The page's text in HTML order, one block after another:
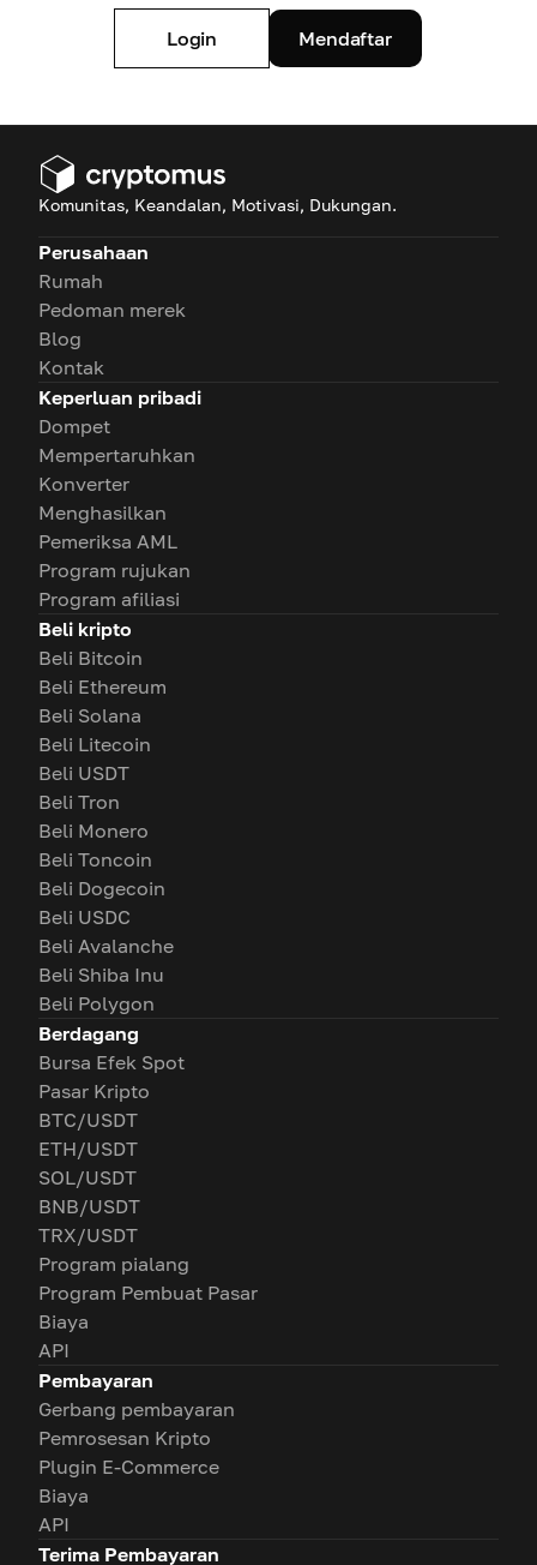
Login Mendaftar
Komunitas, Keandalan, Motivasi, Dukungan.
Perusahaan
Rumah
Pedoman merek
Blog
Kontak
Keperluan pribadi
Dompet
Mempertaruhkan
Konverter
Menghasilkan
Pemeriksa AML
Program rujukan
Program afiliasi
Beli kripto
Beli Bitcoin
Beli Ethereum
Beli Solana
Beli Litecoin
Beli USDT
Beli Tron
Beli Monero
Beli Toncoin
Beli Dogecoin
Beli USDC
Beli Avalanche
Beli Shiba Inu
Beli Polygon
Berdagang
Bursa Efek Spot
Pasar Kripto
BTC/USDT
ETH/USDT
SOL/USDT
BNB/USDT
TRX/USDT
Program pialang
Program Pembuat Pasar
Biaya
API
Pembayaran
Gerbang pembayaran
Pemrosesan Kripto
Plugin E-Commerce
Biaya
API
Terima Pembayaran